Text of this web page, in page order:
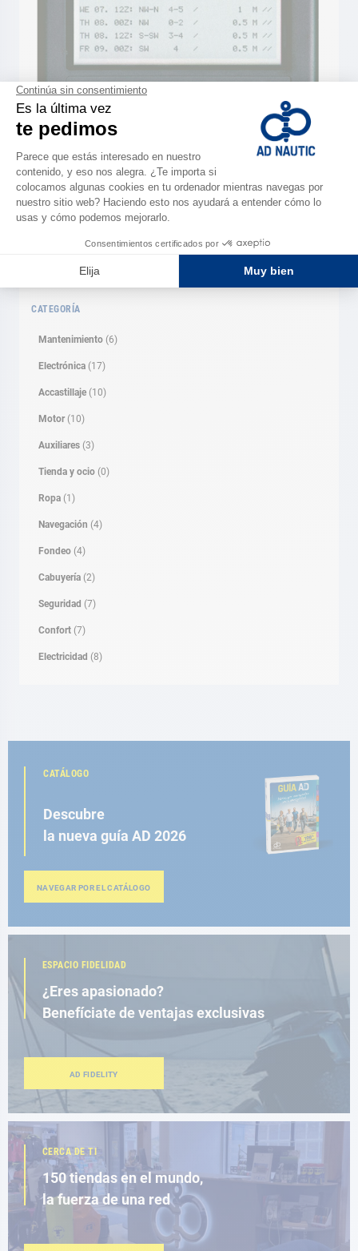
El Weatherman es muy pertinente para navegar al
Mediterráneo.
BUSCAR
CATEGORÍA
Mantenimiento (6)
Electrónica (17)
Accastillaje (10)
Motor (10)
Auxiliares (3)
Tienda y ocio (0)
Ropa (1)
Navegación (4)
Fondeo (4)
Cabuyería (2)
Seguridad (7)
Confort (7)
Electricidad (8)
CATÁLOGO
Descubre
la nueva guía AD 2026
NAVEGAR POR EL CATÁLOGO
ESPACIO FIDELIDAD
¿Eres apasionado?
Benefíciate de ventajas exclusivas
AD FIDELITY
CERCA DE TI
150 tiendas en el mundo,
la fuerza de una red